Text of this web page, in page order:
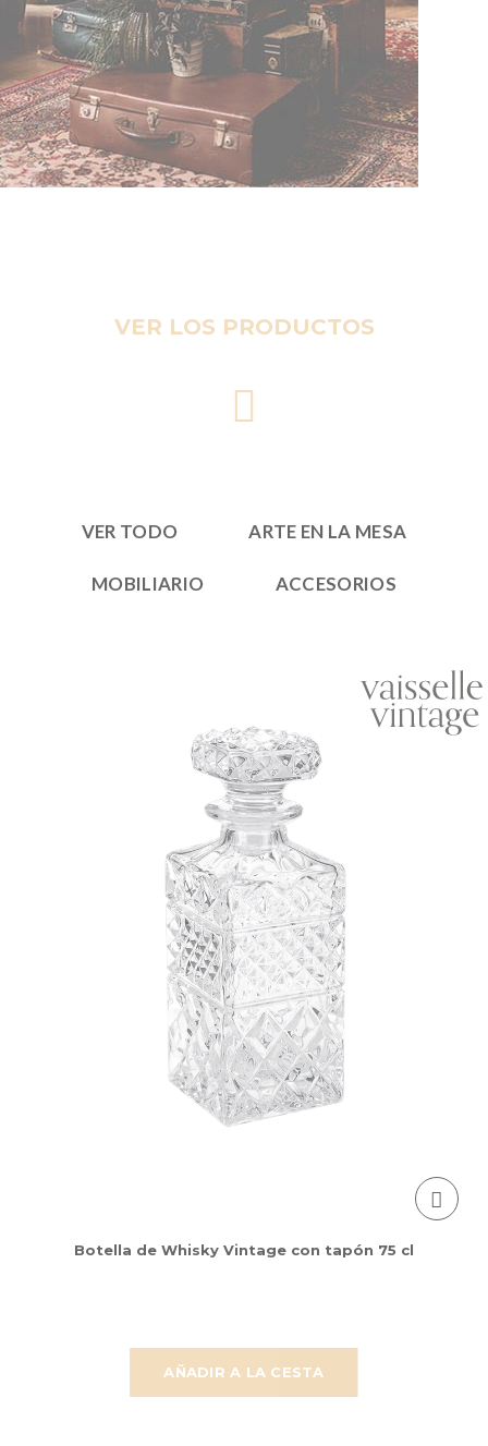
VER LOS PRODUCTOS
VER TODO ARTE EN LA MESA
MOBILIARIO ACCESORIOS
AÑADIR A LA CESTA
Botella de Whisky Vintage con tapón 75 cl